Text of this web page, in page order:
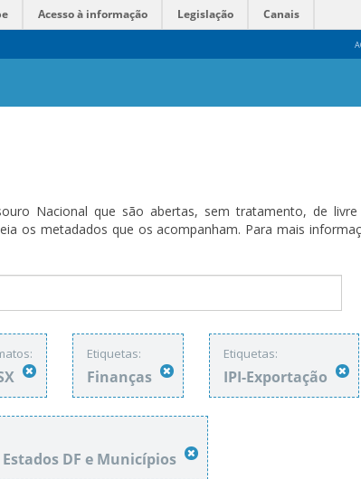
Acesso à informação Legislação Canais
Nacional que são abertas, sem tratamento, de
os metadados que os acompanham. Para mais
Etiquetas:
Finanças
Etiquetas:
IPI-Exportação
DF e Municípios